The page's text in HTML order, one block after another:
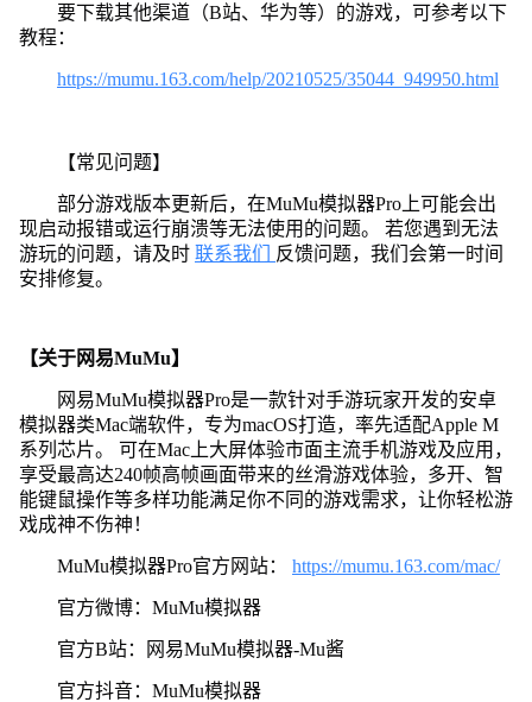
要下载其他渠道（B站、华为等）的游戏，可参考以下
教程：
https://mumu.163.com/help/20210525/35044_949950.html
【常见问题】
部分游戏版本更新后，在MuMu模拟器Pro上可能会出
现启动报错或运行崩溃等无法使用的问题。 若您遇到无法
游玩的问题，请及时 联系我们
反馈问题，我们会第一时间
安排修复。
【关于网易MuMu】
网易MuMu模拟器Pro是一款针对手游玩家开发的安卓
模拟器类Mac端软件，专为macOS打造，率先适配Apple M
系列芯片。 可在Mac上大屏体验市面主流手机游戏及应用，
享受最高达240帧高帧画面带来的丝滑游戏体验，多开、智
能键鼠操作等多样功能满足你不同的游戏需求，让你轻松游
戏成神不伤神！
MuMu模拟器Pro官方网站： https://mumu.163.com/mac/
官方微博：MuMu模拟器
官方B站：网易MuMu模拟器-Mu酱
官方抖音：MuMu模拟器